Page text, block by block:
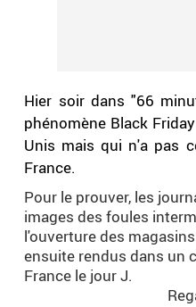
Hier soir dans "66
phénomène Black
Unis mais qui n'a pas
France.
Pour le prouver, les
images des foules
l'ouverture des
ensuite rendus dans un
France le jour J.